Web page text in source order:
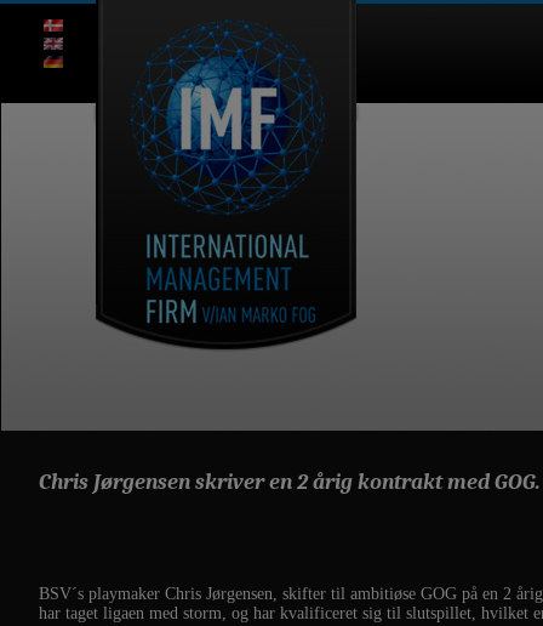
Chris Jørgensen skriver en 2 årig kontrakt med GOG.
BSV´s playmaker Chris Jørgensen, skifter til ambitiøse GOG på en 2
har taget ligaen med storm, og har kvalificeret sig til slutspillet, hvilket